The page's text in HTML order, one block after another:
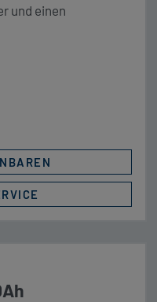
und einen
elektrischer
weiß oder
cm Dachluke
+ 200,- €